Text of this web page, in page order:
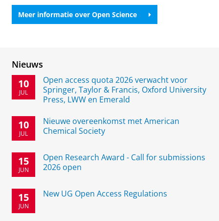
Meer informatie over Open Science
Nieuws
10
JUL
Open access quota 2026 verwacht voor
Springer, Taylor & Francis, Oxford University
Press, LWW en Emerald
10
JUL
Nieuwe overeenkomst met American
Chemical Society
15
JUN
Open Research Award - Call for submissions
2026 open
15
JUN
New UG Open Access Regulations